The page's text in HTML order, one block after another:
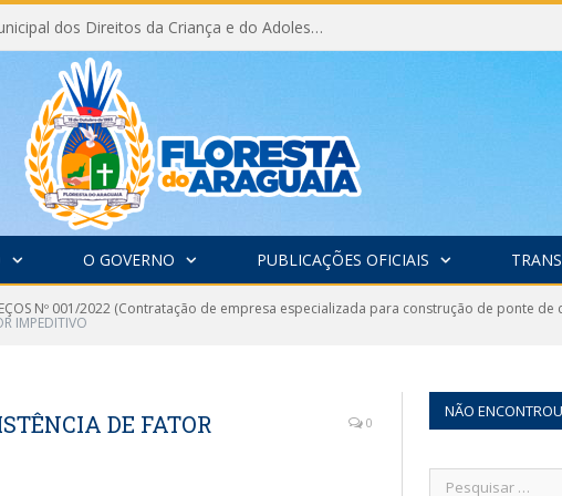
Eleição do Conselho Municipal dos Direitos da Criança e do Adolescente CMDCA 2026
O GOVERNO PUBLICAÇÕES OFICIAIS
Nº 001/2022 (Contratação de empresa especializada para construção de ponte
IMPEDITIVO
DE FATOR
0
NÃO